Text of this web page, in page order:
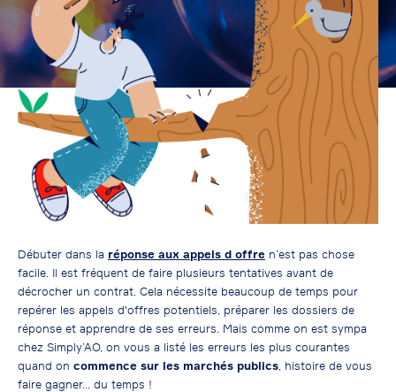
Débuter dans la réponse aux appels d offre n’est pas chose
facile. Il est fréquent de faire plusieurs tentatives avant de
décrocher un contrat. Cela nécessite beaucoup de temps pour
repérer les appels d'offres potentiels, préparer les dossiers de
réponse et apprendre de ses erreurs. Mais comme on est sympa
chez Simply’AO, on vous a listé les erreurs les plus courantes
quand on commence sur les marchés publics , histoire de vous
faire gagner… du temps !